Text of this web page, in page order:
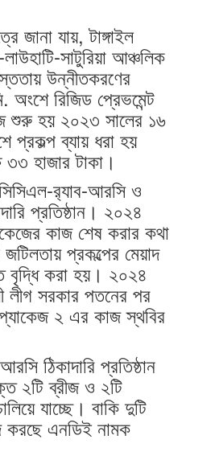
জানা যায়, টাঙ্গাইল
সাটুরিয়া আঞ্চলিক
উন্নীতকরণের
রিজিড প্রেভমেন্ট
শুরু হয় ২০২৩ সালের ১৬
প্রকল্প ব্যায় ধরা হয়
হাজার টাকা।
র‌্যাব-আরসি ও
প্রতিষ্ঠান। ২০২৪
কাজ শেষ করার কথা
প্রকল্পের মেয়াদ
বৃদ্ধি করা হয়। ২০২৪
লীগ সরকার পতনের পর
২ এর কাজ স্থবির
ঠিকাদারি প্রতিষ্ঠান
২টি ব্রীজ ও ২টি
যাচ্ছে। বাকি দুটি
এনডিই নামক